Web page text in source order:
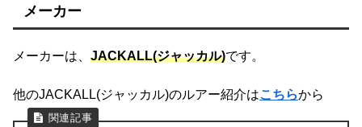
メーカー
メーカーは、 JACKALL(ジャッカル)です。
他のJACKALL(ジャッカル)のルアー紹介はこちらから